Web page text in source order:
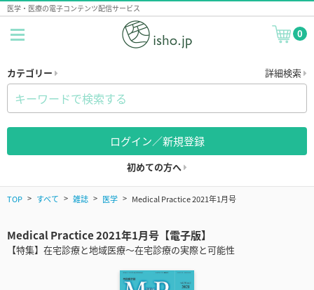
医学・医療の電子コンテンツ配信サービス
0
カテゴリー 詳細検索
ログイン／新規登録
初めての方へ
TOP すべて 雑誌 医学 Medical Practice 2021年1月号
Medical Practice 2021年1月号【電子版】
【特集】在宅診療と地域医療～在宅診療の実際と可能性